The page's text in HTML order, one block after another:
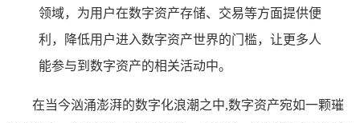
领域，为用户在数字资产存储、交易等方面提供便
利，降低用户进入数字资产世界的门槛，让更多人
能参与到数字资产的相关活动中。
在当今汹涌澎湃的数字化浪潮之中,数字资产宛如一颗璀